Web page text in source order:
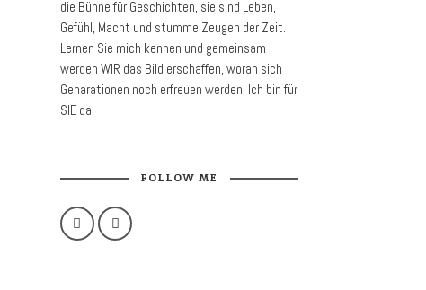
die Bühne für Geschichten, sie sind Leben,
Gefühl, Macht und stumme Zeugen der Zeit.
Lernen Sie mich kennen und gemeinsam
werden WIR das Bild erschaffen, woran sich
Genarationen noch erfreuen werden. Ich bin für
SIE da.
FOLLOW ME